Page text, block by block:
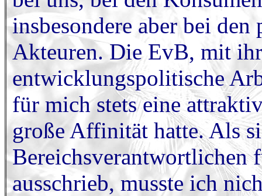
insbesondere aber bei
Akteuren. Die EvB, mit
entwicklungspolitische
für mich stets eine
große Affinität hatte. Als
Bereichsverantwortlichen
ausschrieb, musste ich